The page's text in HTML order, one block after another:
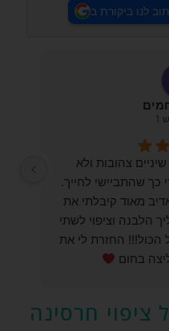
לנו ביקורת ב
צהובות ולא
כך שהתביישי לחייך.
מאוד קיבלתי את
הלבנה וציפוי לשתי
הכול!!! החזרת לי את
בחום
ציפוי חרסינה